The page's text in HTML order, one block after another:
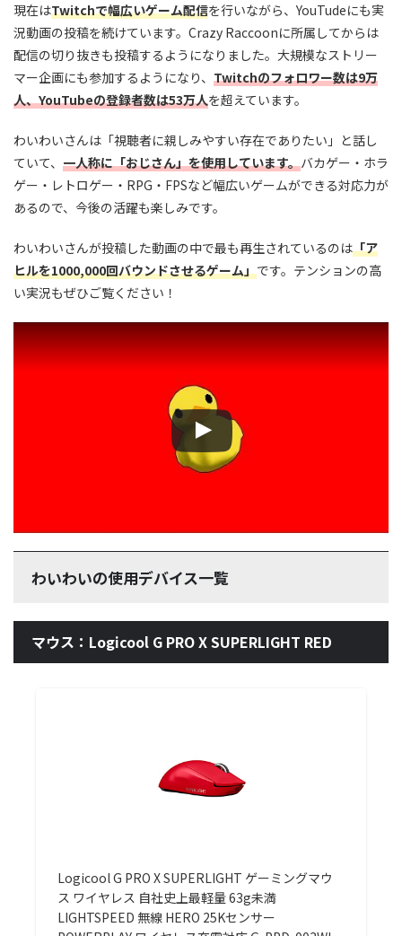
現在はTwitchで幅広いゲーム配信を行いながら、YouTudeにも実
況動画の投稿を続けています。Crazy Raccoonに所属してからは
配信の切り抜きも投稿するようになりました。大規模なストリー
マー企画にも参加するようになり、 Twitchのフォロワー数は9万
人、YouTubeの登録者数は53万人を超えています。
わいわいさんは「視聴者に親しみやすい存在でありたい」と話し
ていて、 一人称に「おじさん」を使用しています。バカゲー・ホラ
ゲー・レトロゲー・RPG・FPSなど幅広いゲームができる対応力が
あるので、今後の活躍も楽しみです。
わいわいさんが投稿した動画の中で最も再生されているのは「ア
ヒルを1000,000回バウンドさせるゲーム」です。テンションの高
い実況もぜひご覧ください！
この動画を YouTube で視聴
わいわいの使用デバイス一覧
マウス：Logicool G PRO X SUPERLIGHT RED
Logicool G PRO X SUPERLIGHT ゲーミングマウ
ス ワイヤレス 自社史上最軽量 63g未満
LIGHTSPEED 無線 HERO 25Kセンサー